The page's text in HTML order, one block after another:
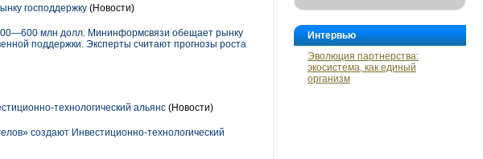
Интервью
Эволюция партнерства:
экосистема, как единый
организм
господдержку (Новости)
млн долл. Мининформсвязи обещает рынку
поддержки. Эксперты считают прогнозы роста
технологический альянс (Новости)
создают Инвестиционно-технологический